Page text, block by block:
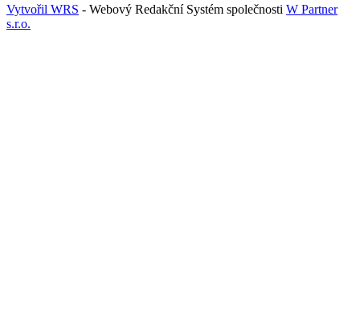
Vytvořil WRS - Webový Redakční Systém společnosti W Partner
s.r.o.